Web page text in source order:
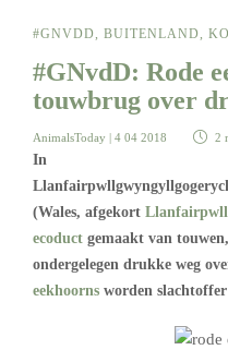
#GNVDD, BUITENLAND,
#GNvdD: Rode
touwbrug over
AnimalsToday | 4 04 2018 2
In
(Wales, afgekort Llanfairpwll
ecoduct gemaakt van
ondergelegen drukke weg
eekhoorns worden